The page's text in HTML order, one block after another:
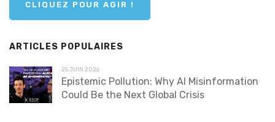
CLIQUEZ POUR AGIR !
ARTICLES POPULAIRES
25 JUIN 2026
Epistemic Pollution: Why AI Misinformation
Could Be the Next Global Crisis